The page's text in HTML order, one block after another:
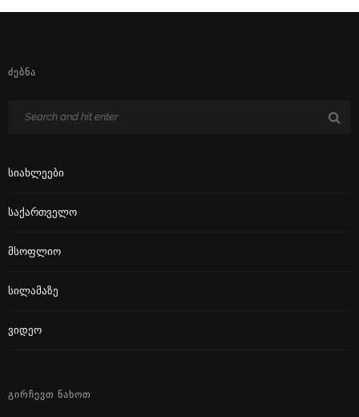
ᲫᲔᲑᲜᲐ
Სიახლეები
Საქართველო
Მსოფლიო
Სილამაზე
Ვიდეო
ᲒᲘᲠᲩᲔᲕᲗ ᲜᲐᲮᲝᲗ